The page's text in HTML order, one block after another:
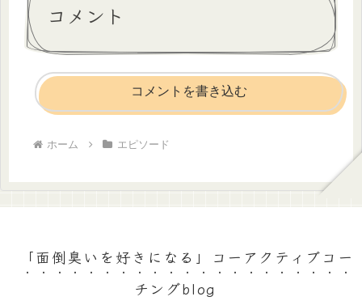
コメント
コメントを書き込む
ホーム エピソード
「面倒臭いを好きになる」コーアクティブコー
チングblog